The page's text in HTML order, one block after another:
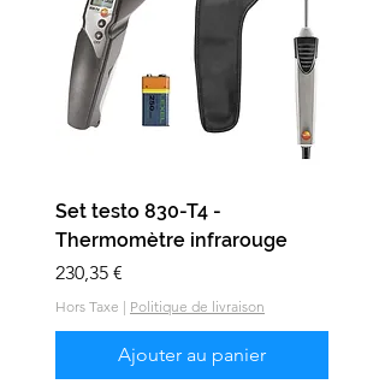
Set testo 830-T4 -
Thermomètre infrarouge
Prix
230,35 €
Hors Taxe | Politique de livraison
Ajouter au panier